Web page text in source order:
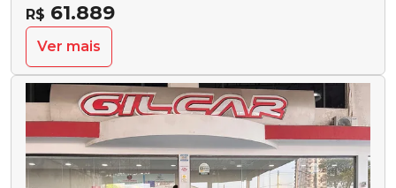
R$ 61.889
Ver mais